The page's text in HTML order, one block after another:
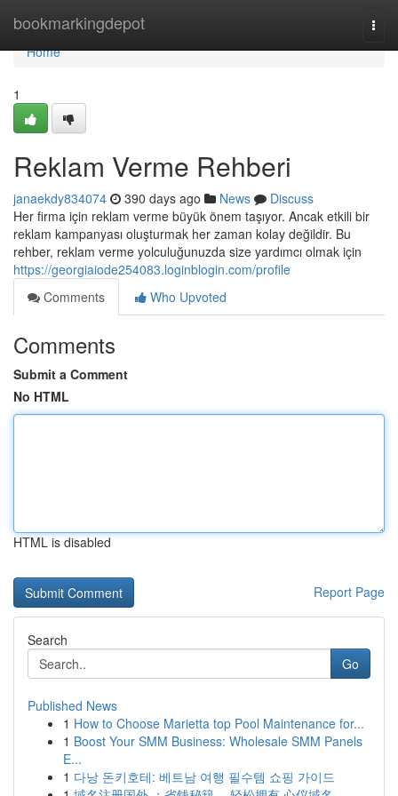
bookmarkingdepot
Home
Home
1
Reklam Verme Rehberi
janaekdy834074 390 days ago News
Discuss
Her firma için reklam verme büyük önem taşıyor. Ancak etkili bir
reklam kampanyası oluşturmak her zaman kolay değildir. Bu
rehber, reklam verme yolculuğunuzda size yardımcı olmak için
https://georgiaiode254083.loginblogin.com/profile
Comments
Who Upvoted
Comments
Submit a Comment
No HTML
HTML is disabled
Report Page
Search
Go
Published News
1 How to Choose Marietta top Pool Maintenance for...
1 Boost Your SMM Business: Wholesale SMM Panels
E...
1 다낭 돈키호테: 베트남 여행 필수템 쇼핑 가이드